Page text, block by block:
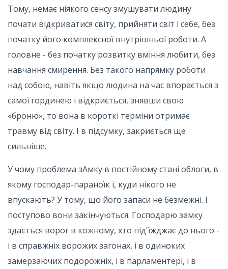
Тому, немає ніякого сенсу змушувати людину
почати відкриватися світу, прийняти світ і себе, без
початку його комплексної внутрішньої роботи. А
головне - без початку розвитку вміння любити, без
навчання смирення. Без такого напрямку роботи
над собою, навіть якщо людина на час впорається з
самої гординею і відкриється, знявши свою
«броню», то вона в короткі терміни отримає
травму від світу. І в підсумку, закриється ще
сильніше.
У чому проблема зАмку в постійному стані облоги, в
якому господар-параноїк і, куди нікого не
впускають? У тому, що його запаси не безмежні. І
поступово вони закінчуються. Господарю замку
здається ворог в кожному, хто під'їжджає до нього -
і в справжніх ворожих загонах, і в одиноких
замерзаючих подорожніх, і в парламентері, і в